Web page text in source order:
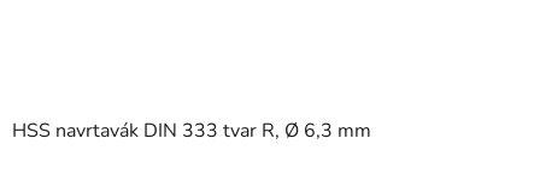
HSS navrtavák DIN 333 tvar R, Ø 6,3 mm